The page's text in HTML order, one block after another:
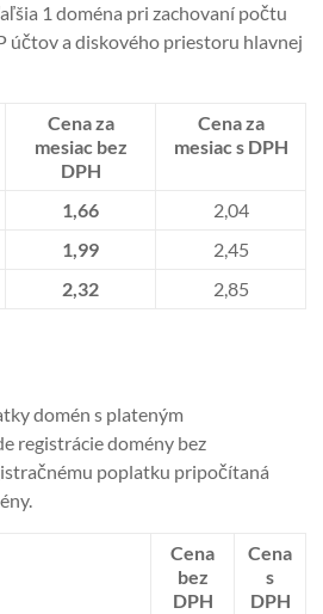
1 doména pri zachovaní počtu
účtov a diskového priestoru hlavnej
Cena za
mesiac bez
DPH
Cena za
mesiac s DPH
1,66
2,04
1,99
2,45
2,32 2,85
domén s plateným
registrácie domény bez
poplatku pripočítaná
Cena
bez
DPH
Cena
s
DPH